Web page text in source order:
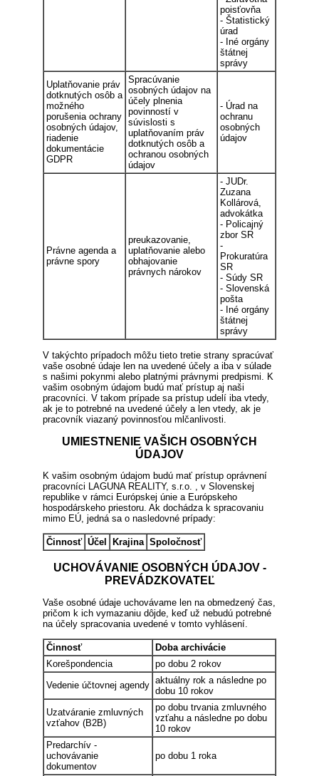
poisťovňa
- Štatistický
úrad
- Iné orgány
štátnej
správy
Uplatňovanie práv
dotknutých osôb a
možného
porušenia ochrany
osobných údajov,
riadenie
dokumentácie
GDPR
Spracúvanie
osobných údajov na
účely plnenia
povinností v
súvislosti s
uplatňovaním práv
dotknutých osôb a
ochranou osobných
údajov
- Úrad na
ochranu
osobných
údajov
Právne agenda a
právne spory
preukazovanie,
uplatňovanie alebo
obhajovanie
právnych nárokov
- JUDr.
Zuzana
Kollárová,
advokátka
- Policajný
zbor SR
-
Prokuratúra
SR
- Súdy SR
- Slovenská
pošta
- Iné orgány
štátnej
správy
V takýchto prípadoch môžu tieto tretie strany spracúvať
vaše osobné údaje len na uvedené účely a iba v súlade
s našimi pokynmi alebo platnými právnymi predpismi. K
vašim osobným údajom budú mať prístup aj naši
pracovníci. V takom prípade sa prístup udelí iba vtedy,
ak je to potrebné na uvedené účely a len vtedy, ak je
pracovník viazaný povinnosťou mlčanlivosti.
UMIESTNENIE VAŠICH OSOBNÝCH
ÚDAJOV
K vašim osobným údajom budú mať prístup oprávnení
pracovníci LAGUNA REALITY, s.r.o. , v Slovenskej
republike v rámci Európskej únie a Európskeho
hospodárskeho priestoru. Ak dochádza k spracovaniu
mimo EÚ, jedná sa o nasledovné prípady:
Činnosť Účel Krajina Spoločnosť
UCHOVÁVANIE OSOBNÝCH ÚDAJOV -
PREVÁDZKOVATEĽ
Vaše osobné údaje uchovávame len na obmedzený čas,
pričom k ich vymazaniu dôjde, keď už nebudú potrebné
na účely spracovania uvedené v tomto vyhlásení.
Činnosť
Doba archivácie
Korešpondencia
po dobu 2 rokov
Vedenie účtovnej agendy aktuálny rok a následne po
dobu 10 rokov
Uzatváranie zmluvných
vzťahov (B2B)
po dobu trvania zmluvného
vzťahu a následne po dobu
10 rokov
Predarchív -
uchovávanie
dokumentov
po dobu 1 roka